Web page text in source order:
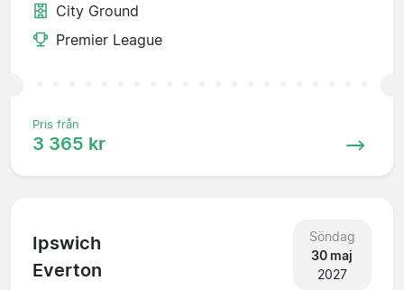
City Ground
Premier League
Pris från
3 365 kr
Ipswich
Everton
Söndag
30 maj
2027